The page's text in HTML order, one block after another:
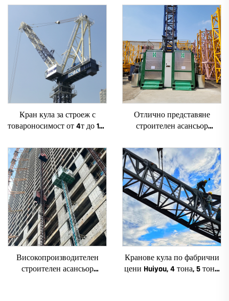
Кран кула за строеж с
товароносимост от 4т до 12т
зъбно колело, мотор, лагер,
основни компоненти
Отлично представяне
строителен асансьор
асансьорни шахти за Алжир
Високопроизводителен
строителен асансьор
Кранове кула по фабрични
цени Huiyou, 4 тона, 5 тона,